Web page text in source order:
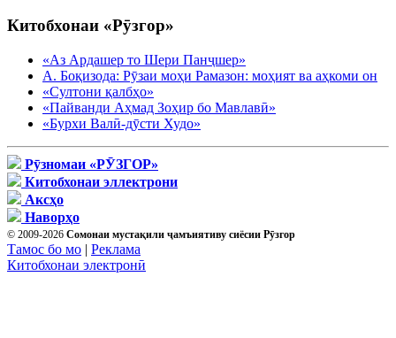
Китобхонаи «Рӯзгор»
«Аз Ардашер то Шери Панҷшер»
А. Боқизода: Рӯзаи моҳи Рамазон: моҳият ва аҳкоми он
«Султони қалбҳо»
«Пайванди Аҳмад Зоҳир бо Мавлавӣ»
«Бурхи Валӣ-дӯсти Худо»
Рӯзномаи «РӮЗГОР»
Китобхонаи эллектрони
Аксҳо
Наворҳо
© 2009-2026 Сомонаи мустақили ҷамъиятиву сиёсии Рӯзгор
Тамос бо мо | Реклама
Китобхонаи электронӣ